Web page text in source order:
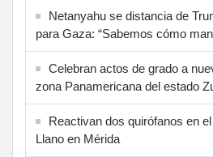
Netanyahu se distancia de
para Gaza: “Sabemos cómo
Celebran actos de grado a
zona Panamericana del estado
Reactivan dos quirófanos en
Llano en Mérida